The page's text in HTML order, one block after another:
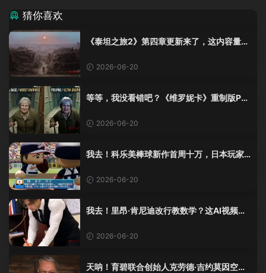
猜你喜欢
《泰坦之旅2》第四章更新来了，这内容量感
2026-06-20
等等，我没看错吧？《维罗妮卡》重制版PS
2026-06-20
我去！科乐美棒球新作首周十万，日本玩家
2026-06-20
我去！里昂·肯尼迪改行教数学？这AI视频全
2026-06-20
天呐！育碧联合创始人克劳德·吉约莫因空难